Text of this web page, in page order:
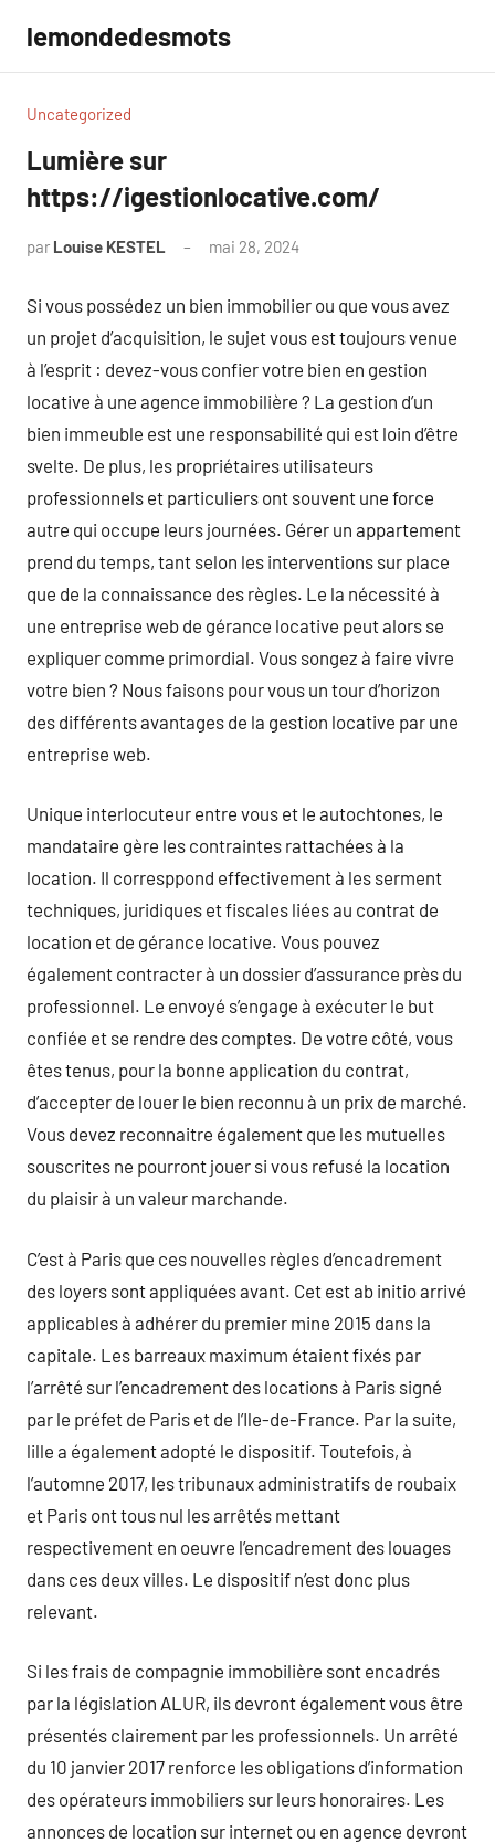
contenu
lemondedesmots
Uncategorized
Lumière sur
https://igestionlocative.com/
par Louise KESTEL mai 28, 2024
Si vous possédez un bien immobilier ou que vous avez
un projet d’acquisition, le sujet vous est toujours venue
à l’esprit : devez-vous confier votre bien en gestion
locative à une agence immobilière ? La gestion d’un
bien immeuble est une responsabilité qui est loin d’être
svelte. De plus, les propriétaires utilisateurs
professionnels et particuliers ont souvent une force
autre qui occupe leurs journées. Gérer un appartement
prend du temps, tant selon les interventions sur place
que de la connaissance des règles. Le la nécessité à
une entreprise web de gérance locative peut alors se
expliquer comme primordial. Vous songez à faire vivre
votre bien ? Nous faisons pour vous un tour d’horizon
des différents avantages de la gestion locative par une
entreprise web.
Unique interlocuteur entre vous et le autochtones, le
mandataire gère les contraintes rattachées à la
location. Il corresppond effectivement à les serment
techniques, juridiques et fiscales liées au contrat de
location et de gérance locative. Vous pouvez
également contracter à un dossier d’assurance près du
professionnel. Le envoyé s’engage à exécuter le but
confiée et se rendre des comptes. De votre côté, vous
êtes tenus, pour la bonne application du contrat,
d’accepter de louer le bien reconnu à un prix de marché.
Vous devez reconnaitre également que les mutuelles
souscrites ne pourront jouer si vous refusé la location
du plaisir à un valeur marchande.
C’est à Paris que ces nouvelles règles d’encadrement
des loyers sont appliquées avant. Cet est ab initio arrivé
applicables à adhérer du premier mine 2015 dans la
capitale. Les barreaux maximum étaient fixés par
l’arrêté sur l’encadrement des locations à Paris signé
par le préfet de Paris et de l’Ile-de-France. Par la suite,
lille a également adopté le dispositif. Toutefois, à
l’automne 2017, les tribunaux administratifs de roubaix
et Paris ont tous nul les arrêtés mettant
respectivement en oeuvre l’encadrement des louages
dans ces deux villes. Le dispositif n’est donc plus
relevant.
Si les frais de compagnie immobilière sont encadrés
par la législation ALUR, ils devront également vous être
présentés clairement par les professionnels. Un arrêté
du 10 janvier 2017 renforce les obligations d’information
des opérateurs immobiliers sur leurs honoraires. Les
annonces de location sur internet ou en agence devront